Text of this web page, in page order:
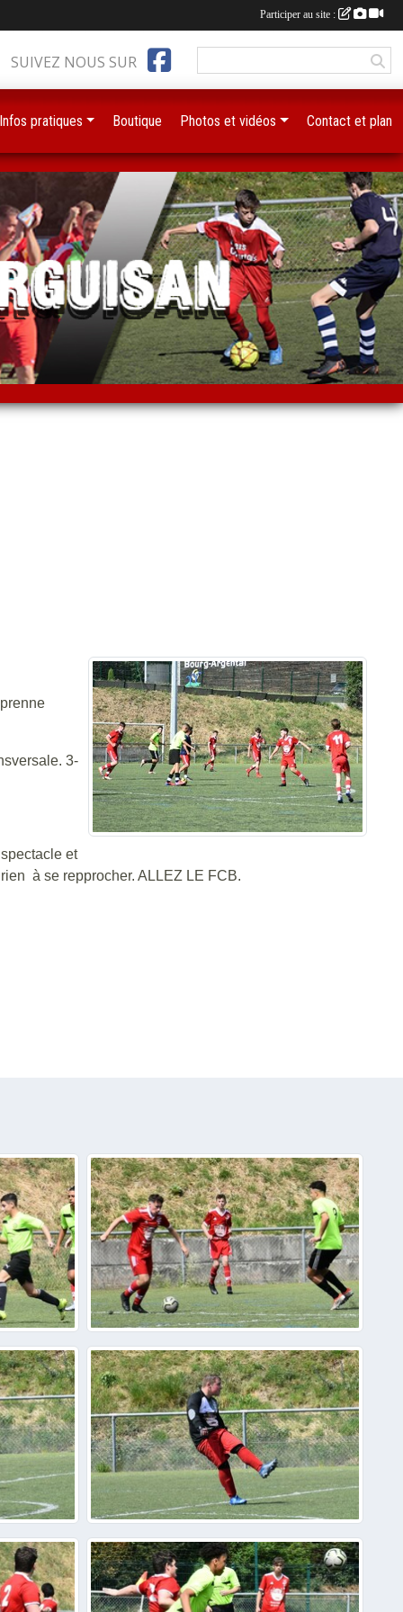
3-
et
à se repprocher. ALLEZ LE FCB.
SUIVEZ NOUS SUR
pratiques Boutique Photos et vidéos Contact et plan
Participer au site :